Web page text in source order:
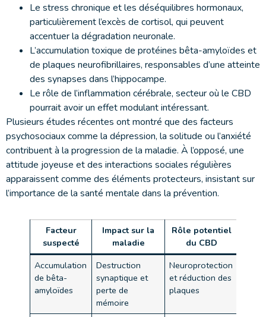
Le stress chronique et les déséquilibres hormonaux,
particulièrement l’excès de cortisol, qui peuvent
accentuer la dégradation neuronale.
L’accumulation toxique de protéines bêta-amyloïdes et
de plaques neurofibrillaires, responsables d’une atteinte
des synapses dans l’hippocampe.
Le rôle de l’inflammation cérébrale, secteur où le CBD
pourrait avoir un effet modulant intéressant.
Plusieurs études récentes ont montré que des facteurs
psychosociaux comme la dépression, la solitude ou l’anxiété
contribuent à la progression de la maladie. À l’opposé, une
attitude joyeuse et des interactions sociales régulières
apparaissent comme des éléments protecteurs, insistant sur
l’importance de la santé mentale dans la prévention.
Facteur
suspecté
Impact sur la
maladie
Rôle potentiel
du CBD
Accumulation
de bêta-
amyloïdes
Destruction
synaptique et
perte de
mémoire
Neuroprotection
et réduction des
plaques